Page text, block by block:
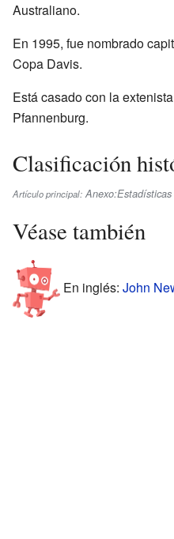
Australiano.
En 1995, fue nombrado
Copa Davis.
Está casado con la
Pfannenburg.
Clasificación
Artículo principal:
Véase también
En inglés: John